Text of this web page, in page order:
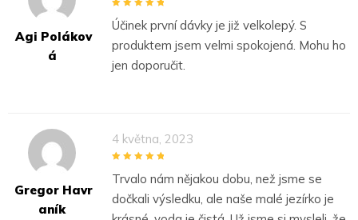
Agi Polákov
Á
Účinek první dávky je již velkolepý. S
produktem jsem velmi spokojená. Mohu ho
jen doporučit.
Gregor Havr
Aník
4 května, 2023
Trvalo nám nějakou dobu, než jsme se
dočkali výsledku, ale naše malé jezírko je